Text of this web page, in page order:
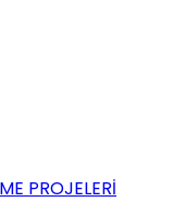
PROJELERİ